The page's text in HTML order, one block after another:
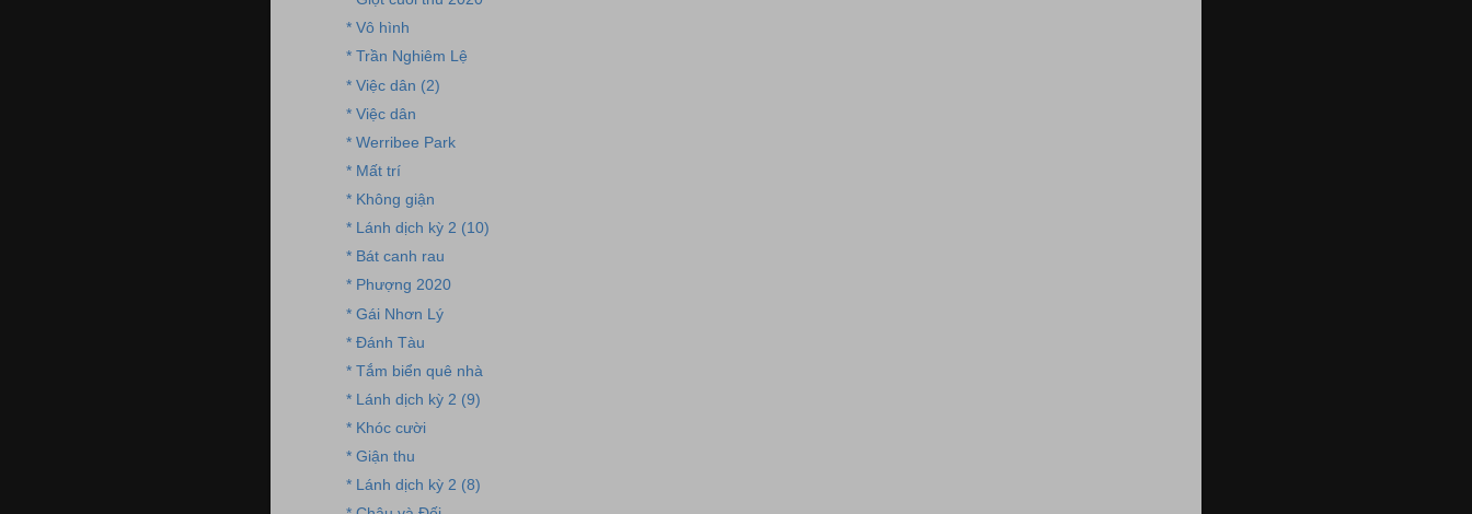
* Vô hình
* Trần Nghiêm Lệ
* Việc dân (2)
* Việc dân
* Werribee Park
* Mất trí
* Không giận
* Lánh dịch kỳ 2 (10)
* Bát canh rau
* Phượng 2020
* Gái Nhơn Lý
* Đánh Tàu
* Tắm biển quê nhà
* Lánh dịch kỳ 2 (9)
* Khóc cười
* Giận thu
* Lánh dịch kỳ 2 (8)